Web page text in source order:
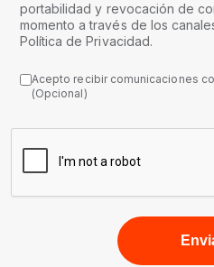
portabilidad y revocación de
momento a través de los
Política de Privacidad.
Acepto recibir comunicaciones
(Opcional)